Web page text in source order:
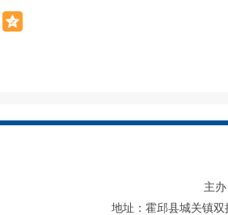
主
地址：霍邱县城关镇双